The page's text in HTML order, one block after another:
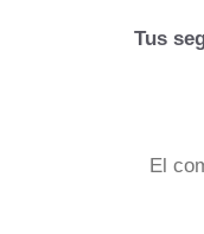
Tus
El